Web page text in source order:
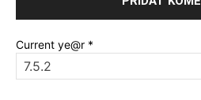
Current ye@r *